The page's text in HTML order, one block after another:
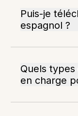
Puis-je
espagnol ?
Quels
en charge